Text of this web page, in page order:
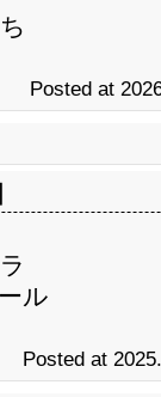
Posted at
ル
Posted at